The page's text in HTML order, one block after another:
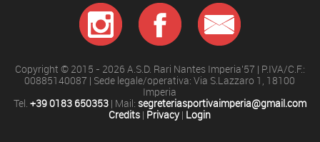
Copyright © 2015 - 2026 A.S.D. Rari Nantes Imperia'57 | P.IVA/C.F.:
00885140087 | Sede legale/operativa: Via S.Lazzaro 1, 18100
Imperia
Tel. +39 0183 650353| Mail: segreteriasportivaimperia@gmail.com
Credits | Privacy| Login